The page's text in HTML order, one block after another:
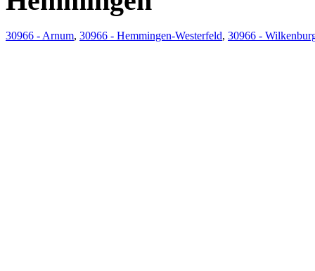
30966 - Arnum, 30966 - Hemmingen-Westerfeld, 30966 -